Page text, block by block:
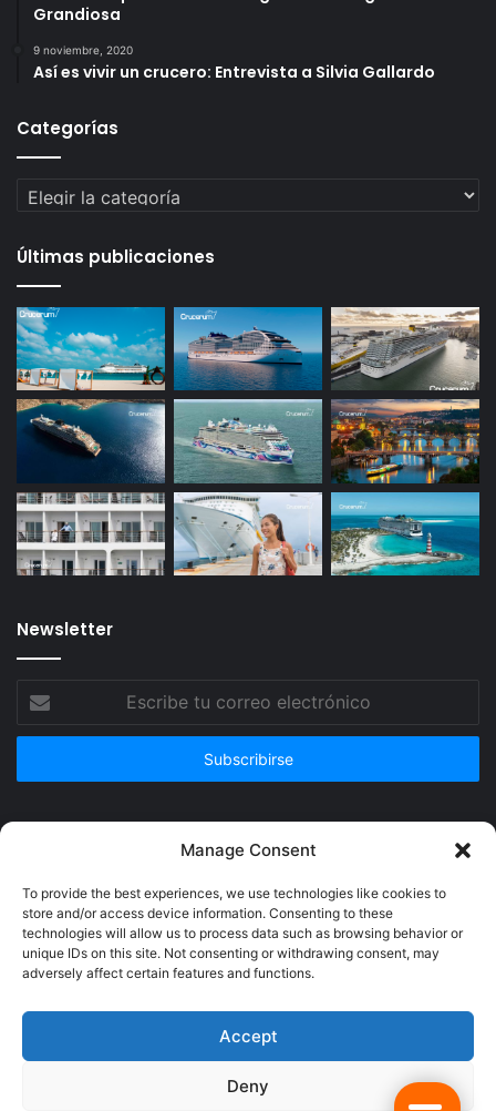
Manage Consent
To provide the best experiences, we use technologies like cookies to
store and/or access device information. Consenting to these
technologies will allow us to process data such as browsing behavior or
unique IDs on this site. Not consenting or withdrawing consent, may
adversely affect certain features and functions.
Accept
Deny
Grandiosa
9 noviembre, 2020
Así es vivir un crucero: Entrevista a Silvia Gallardo
Categorías
Categorías
Últimas publicaciones
Newsletter
correo
© Copyright 2026, Todos los derechos reservados @Crucerum |